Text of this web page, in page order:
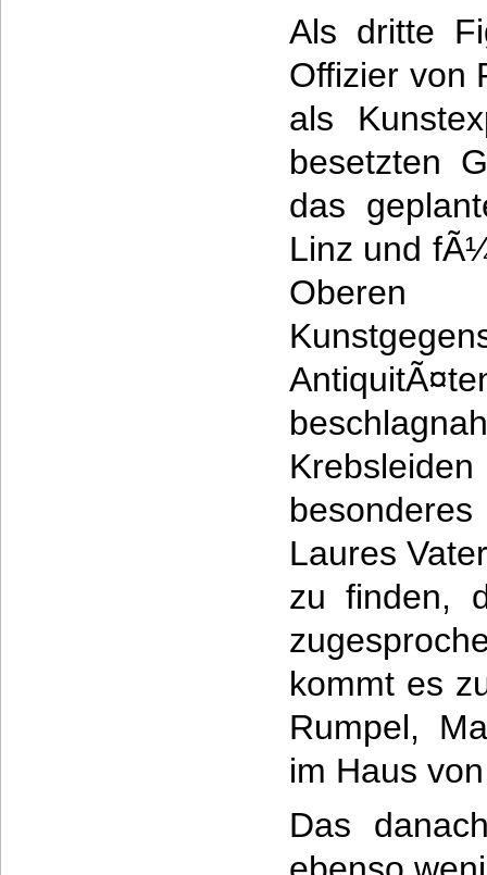
Als dritte
Offizier von
als
besetzten
das
Linz und
Laures
zu finden,
kommt es
Rumpel,
im Haus
Das